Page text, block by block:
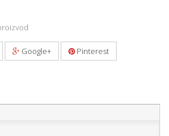
Google+ Pinterest